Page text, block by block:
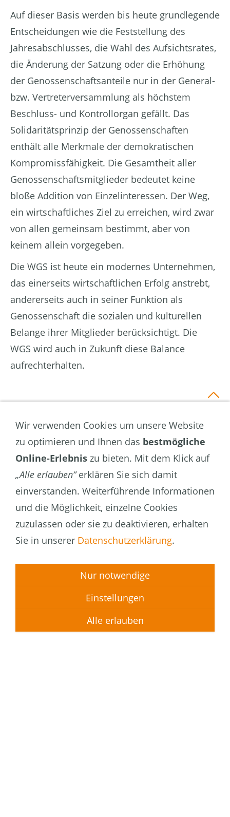
Auf dieser Basis werden bis heute grundlegende
Entscheidungen wie die Feststellung des
Jahresabschlusses, die Wahl des Aufsichtsrates,
die Änderung der Satzung oder die Erhöhung
der Genossenschaftsanteile nur in der General-
bzw. Vertreterversammlung als höchstem
Beschluss- und Kontrollorgan gefällt. Das
Solidaritätsprinzip der Genossenschaften
enthält alle Merkmale der demokratischen
Kompromissfähigkeit. Die Gesamtheit aller
Genossenschaftsmitglieder bedeutet keine
bloße Addition von Einzelinteressen. Der Weg,
ein wirtschaftliches Ziel zu erreichen, wird zwar
von allen gemeinsam bestimmt, aber von
keinem allein vorgegeben.
Die WGS ist heute ein modernes Unternehmen,
das einerseits wirtschaftlichen Erfolg anstrebt,
andererseits auch in seiner Funktion als
Genossenschaft die sozialen und kulturellen
Belange ihrer Mitglieder berücksichtigt. Die
WGS wird auch in Zukunft diese Balance
aufrechterhalten.
Wohnen
Stadtteile
Aktuelle Angebote
Wohnungen für jedes Alter
Wunschwohnung
Stellplätze
Gästewohnungen
Wir verwenden Cookies um unsere Website
zu optimieren und Ihnen das bestmögliche
Online-Erlebnis zu bieten. Mit dem Klick auf
„Alle erlauben“erklären Sie sich damit
einverstanden. Weiterführende Informationen
und die Möglichkeit, einzelne Cookies
zuzulassen oder sie zu deaktivieren, erhalten
Sie in unserer Datenschutzerklärung.
Nur notwendige
Einstellungen
Alle erlauben